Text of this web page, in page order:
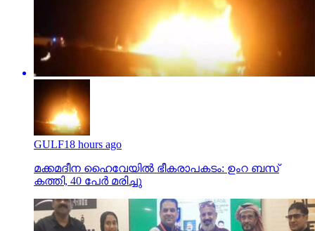
GULF18 hours ago
മക്കമദീന ഹൈവേയില്‍ ഭീകരാപകടം: ഉംറ ബസ്
കത്തി, 40 പേര്‍ മരിച്ചു